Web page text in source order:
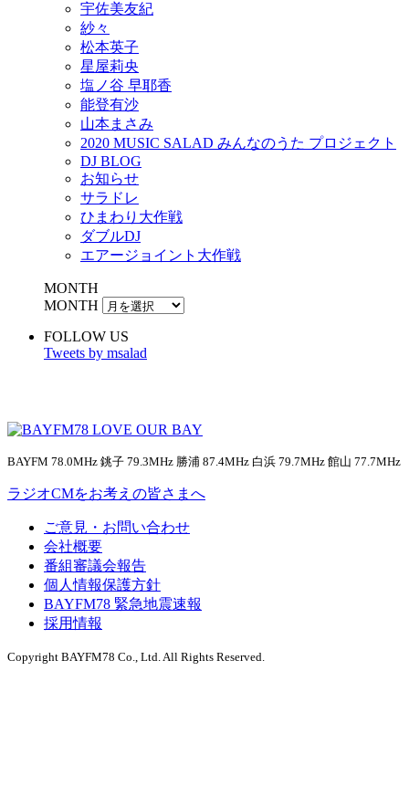
宇佐美友紀
紗々
松本英子
星屋莉央
塩ノ谷 早耶香
能登有沙
山本まさみ
2020 MUSIC SALAD みんなのうた プロジェクト
DJ BLOG
お知らせ
サラドレ
ひまわり大作戦
ダブルDJ
エアージョイント大作戦
MONTH
MONTH
FOLLOW US
Tweets by msalad
BAYFM 78.0MHz 銚子 79.3MHz 勝浦 87.4MHz 白浜 79.7MHz 館山 77.7MHz
ラジオCMをお考えの皆さまへ
ご意見・お問い合わせ
会社概要
番組審議会報告
個人情報保護方針
BAYFM78 緊急地震速報
採用情報
Copyright BAYFM78 Co., Ltd. All Rights Reserved.